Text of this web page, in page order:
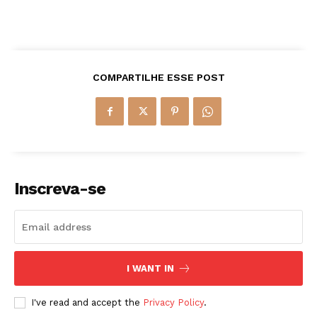
COMPARTILHE ESSE POST
Inscreva-se
I WANT IN
I've read and accept the Privacy Policy.